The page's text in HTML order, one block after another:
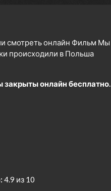
смотреть онлайн Фильм Мы
происходили в Польша
онлайн бесплатно.
4.9 из 10